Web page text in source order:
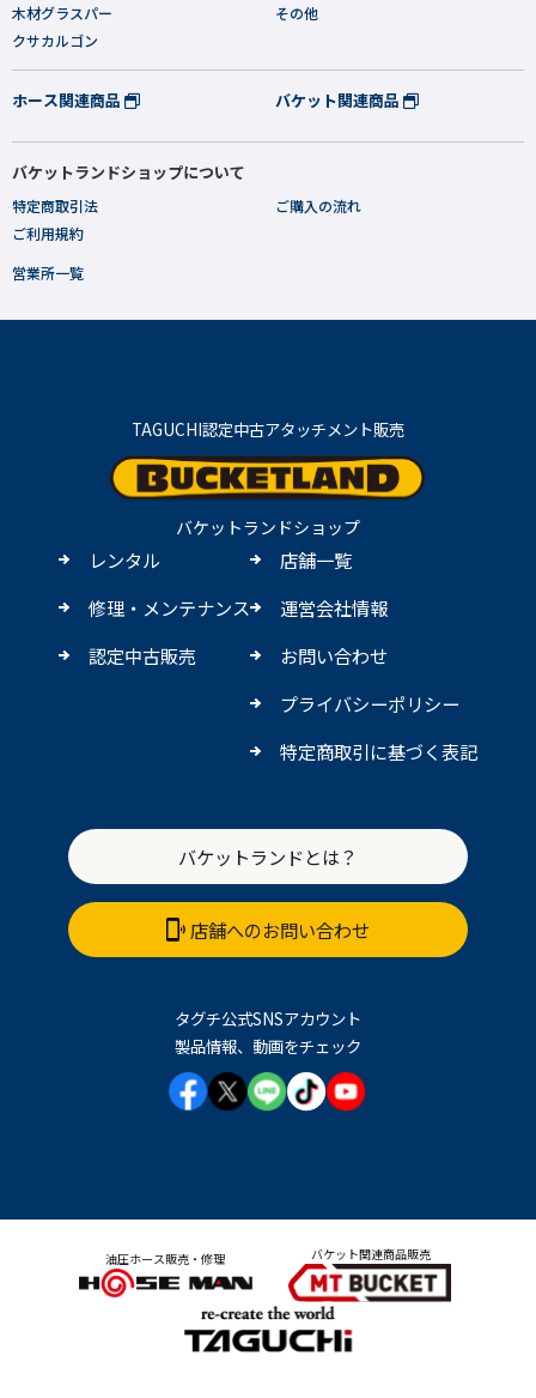
木材グラスパー
クサカルゴン
その他
ホース関連商品 バケット関連商品
バケットランドショップについて
特定商取引法
ご利用規約
ご購入の流れ
営業所一覧
TAGUCHI認定中古アタッチメント販売
バケットランドショップ
レンタル
修理・メンテナンス
認定中古販売
店舗一覧
運営会社情報
お問い合わせ
プライバシーポリシー
特定商取引に基づく表記
バケットランドとは？
店舗へのお問い合わせ
タグチ公式SNSアカウント
製品情報、動画をチェック
油圧ホース販売・修理 バケット関連商品販売